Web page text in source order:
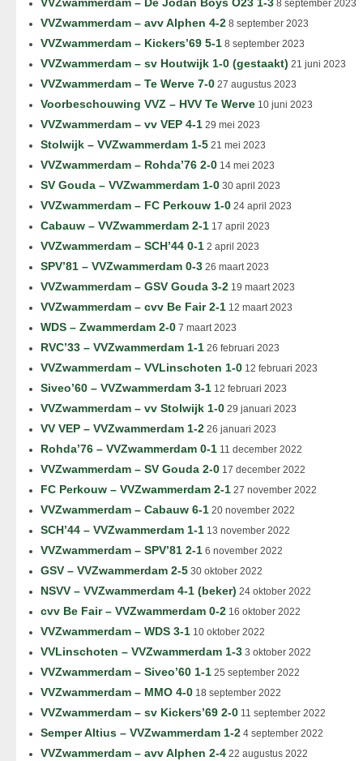
8 september 2023
VVZwammerdam – avv Alphen 4-2 8 september 2023
VVZwammerdam – Kickers’69 5-1 8 september 2023
VVZwammerdam – sv Houtwijk 1-0 (gestaakt) 21 juni 2023
VVZwammerdam – Te Werve 7-0 27 augustus 2023
Voorbeschouwing VVZ – HVV Te Werve 10 juni 2023
VVZwammerdam – vv VEP 4-1 29 mei 2023
Stolwijk – VVZwammerdam 1-5 21 mei 2023
VVZwammerdam – Rohda’76 2-0 14 mei 2023
SV Gouda – VVZwammerdam 1-0 30 april 2023
VVZwammerdam – FC Perkouw 1-0 24 april 2023
Cabauw – VVZwammerdam 2-1 17 april 2023
VVZwammerdam – SCH’44 0-1 2 april 2023
SPV’81 – VVZwammerdam 0-3 26 maart 2023
VVZwammerdam – GSV Gouda 3-2 19 maart 2023
VVZwammerdam – cvv Be Fair 2-1 12 maart 2023
WDS – Zwammerdam 2-0 7 maart 2023
RVC’33 – VVZwammerdam 1-1 26 februari 2023
VVZwammerdam – VVLinschoten 1-0 12 februari 2023
Siveo’60 – VVZwammerdam 3-1 12 februari 2023
VVZwammerdam – vv Stolwijk 1-0 29 januari 2023
VV VEP – VVZwammerdam 1-2 26 januari 2023
Rohda’76 – VVZwammerdam 0-1 11 december 2022
VVZwammerdam – SV Gouda 2-0 17 december 2022
FC Perkouw – VVZwammerdam 2-1 27 november 2022
VVZwammerdam – Cabauw 6-1 20 november 2022
SCH’44 – VVZwammerdam 1-1 13 november 2022
VVZwammerdam – SPV’81 2-1 6 november 2022
GSV – VVZwammerdam 2-5 30 oktober 2022
NSVV – VVZwammerdam 4-1 (beker) 24 oktober 2022
cvv Be Fair – VVZwammerdam 0-2 16 oktober 2022
VVZwammerdam – WDS 3-1 10 oktober 2022
VVLinschoten – VVZwammerdam 1-3 3 oktober 2022
VVZwammerdam – Siveo’60 1-1 25 september 2022
VVZwammerdam – MMO 4-0 18 september 2022
VVZwammerdam – sv Kickers’69 2-0 11 september 2022
Semper Altius – VVZwammerdam 1-2 4 september 2022
VVZwammerdam – avv Alphen 2-4 22 augustus 2022